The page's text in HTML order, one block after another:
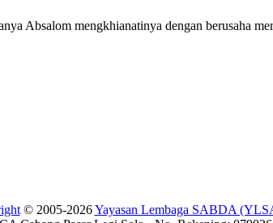
Absalom mengkhianatinya dengan berusaha
© 2005-2026Yayasan Lembaga SABDA